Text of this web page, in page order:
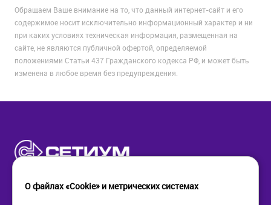
Обращаем Ваше внимание на то, что данный интернет-сайт и его
содержимое носит исключительно информационный характер и ни
при каких условиях техническая информация, размещенная на
сайте, не являются публичной офертой, определяемой
положениями Статьи 437 Гражданского кодекса РФ, и может быть
изменена в любое время без предупреждения.
О файлах «Cookie» и метрических системах